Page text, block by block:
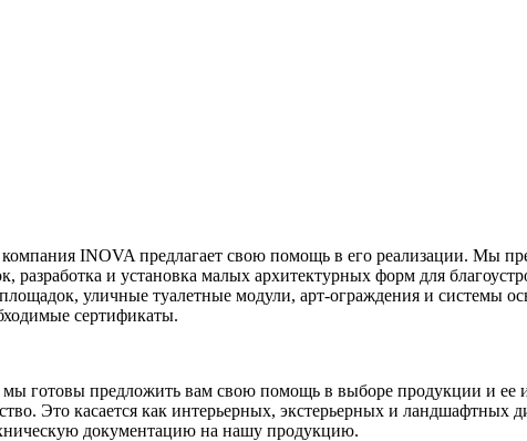
INOVA предлагает свою помощь в его реализации. Мы
разработка и установка малых архитектурных форм для
уличные туалетные модули, арт-ограждения и системы
сертификаты.
мы готовы предложить вам свою помощь в выборе продукции и ее
Это касается как интерьерных, экстерьерных и ландшафтных
документацию на нашу продукцию.